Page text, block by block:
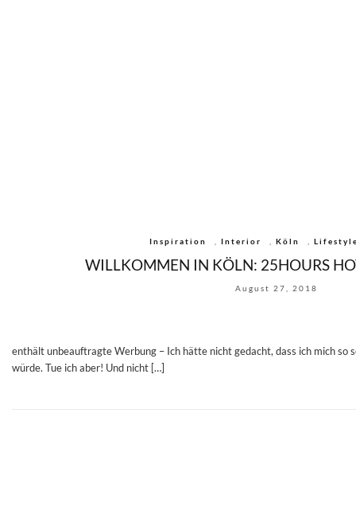
Inspiration Interior Köln
WILLKOMMEN IN KÖLN: 25HOURS
August 27, 2018
enthält unbeauftragte Werbung – Ich hätte nicht gedacht, dass ich mich so
würde. Tue ich aber! Und nicht […]